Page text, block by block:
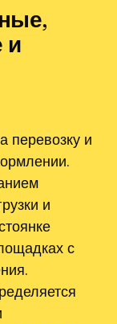
и
перевозку и
и
с